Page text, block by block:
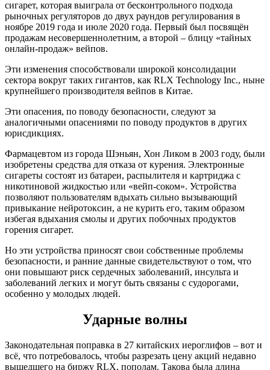
сигарет, которая выиграла от бесконтрольного подхода
рыночных регуляторов до двух раундов регулирования в
ноябре 2019 года и июле 2020 года. Первый был посвящён
продажам несовершеннолетним, а второй – блицу «тайных
онлайн-продаж» вейпов.
Эти изменения способствовали широкой консолидации
сектора вокруг таких гигантов, как RLX Technology Inc., ныне
крупнейшего производителя вейпов в Китае.
Эти опасения, по поводу безопасности, следуют за
аналогичными опасениями по поводу продуктов в других
юрисдикциях.
Фармацевтом из города Шэньян, Хон Ликом в 2003 году, были
изобретены средства для отказа от курения. Электронные
сигареты состоят из батареи, распылителя и картриджа с
никотиновой жидкостью или «вейп-соком». Устройства
позволяют пользователям вдыхать сильно вызывающий
привыкание нейротоксин, а не курить его, таким образом
избегая вдыхания смолы и других побочных продуктов
горения сигарет.
Но эти устройства приносят свои собственные проблемы
безопасности, и ранние данные свидетельствуют о том, что
они повышают риск сердечных заболеваний, инсульта и
заболеваний легких и могут быть связаны с судорогами,
особенно у молодых людей.
Ударные волны
Законодательная поправка в 27 китайских иероглифов – вот и
всё, что потребовалось, чтобы разрезать цену акций недавно
вышедшего на биржу RLX, пополам. Такова была длина